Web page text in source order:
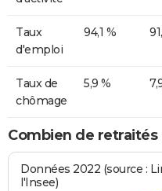
Taux
d'emploi
94,1 %
Taux de
chômage
5,9 %
Combien de retraités
Données 2022 (source :
l'Insee)